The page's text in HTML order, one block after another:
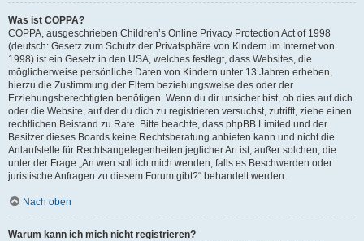
Was ist COPPA?
COPPA, ausgeschrieben Children’s Online Privacy Protection Act of 1998
(deutsch: Gesetz zum Schutz der Privatsphäre von Kindern im Internet von
1998) ist ein Gesetz in den USA, welches festlegt, dass Websites, die
möglicherweise persönliche Daten von Kindern unter 13 Jahren erheben,
hierzu die Zustimmung der Eltern beziehungsweise des oder der
Erziehungsberechtigten benötigen. Wenn du dir unsicher bist, ob dies auf dich
oder die Website, auf der du dich zu registrieren versuchst, zutrifft, ziehe einen
rechtlichen Beistand zu Rate. Bitte beachte, dass phpBB Limited und der
Besitzer dieses Boards keine Rechtsberatung anbieten kann und nicht die
Anlaufstelle für Rechtsangelegenheiten jeglicher Art ist; außer solchen, die
unter der Frage „An wen soll ich mich wenden, falls es Beschwerden oder
juristische Anfragen zu diesem Forum gibt?“ behandelt werden.
Nach oben
Warum kann ich mich nicht registrieren?